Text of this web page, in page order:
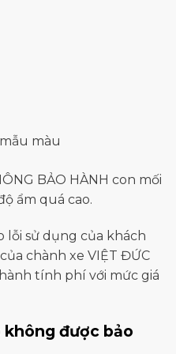
màu
BẢO HÀNH con mối
ẩm quá cao.
sử dụng của khách
chành xe VIỆT ĐỨC
tính phí với mức giá
được bảo